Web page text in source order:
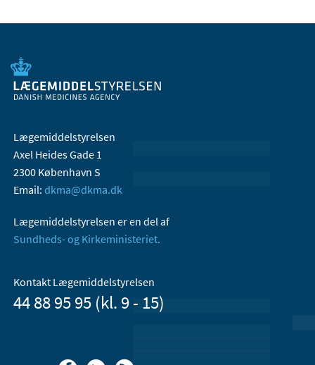
Lægemiddelstyrelsen
Axel Heides Gade 1
2300 København S
Email: dkma@dkma.dk
Lægemiddelstyrelsen er en del af
Sundheds- og Kirkeministeriet.
Kontakt Lægemiddelstyrelsen
44 88 95 95 (kl. 9 - 15)